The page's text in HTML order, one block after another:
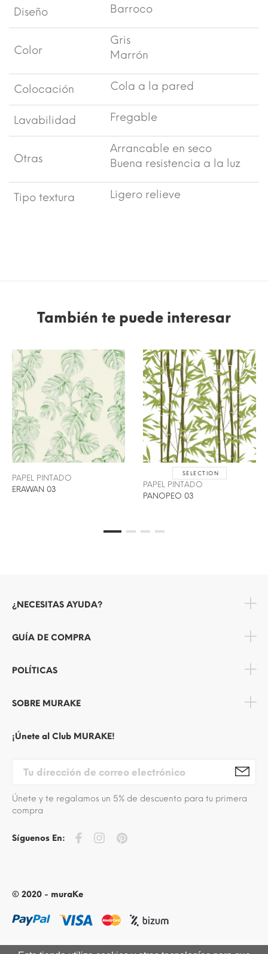
Diseño Barroco
Color
Gris
Marrón
Colocación Cola a la pared
Lavabilidad Fregable
Otras
Arrancable en seco
Buena resistencia a la luz
Tipo textura Ligero relieve
También te puede interesar
PAPEL PINTADO
ERAWAN 03
SELECTION
PAPEL PINTADO
PANOPEO 03
¿NECESITAS AYUDA?
GUÍA DE COMPRA
POLÍTICAS
SOBRE MURAKE
¡Únete al Club MURAKE!
Únete y te regalamos un 5% de descuento para tu primera
compra
Síguenos En:
© 2020 - muraKe